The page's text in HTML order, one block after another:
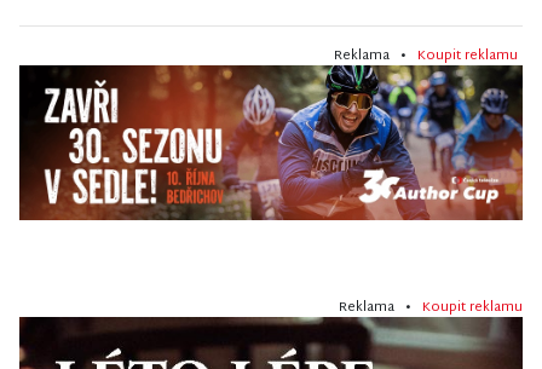
Reklama • Koupit reklamu
Reklama • Koupit reklamu